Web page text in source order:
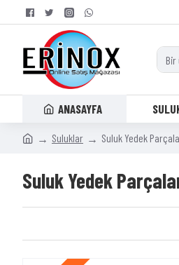
ANASAYFA
Suluklar Suluk Yedek
Suluk Yedek